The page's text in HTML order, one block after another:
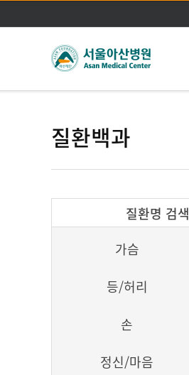
질환백과
질환명 검색
가슴
등/허리
손
정신/마음